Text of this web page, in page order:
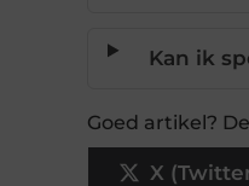
Kan ik
Goed artikel?
X